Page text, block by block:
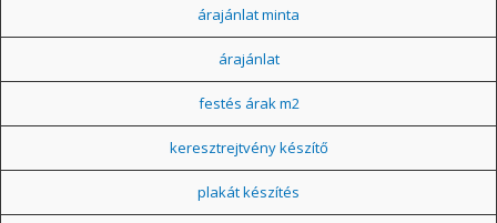
árajánlat minta
árajánlat
festés árak m2
keresztrejtvény készítő
plakát készítés